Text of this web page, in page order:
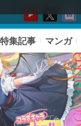
特集記事 マンガ